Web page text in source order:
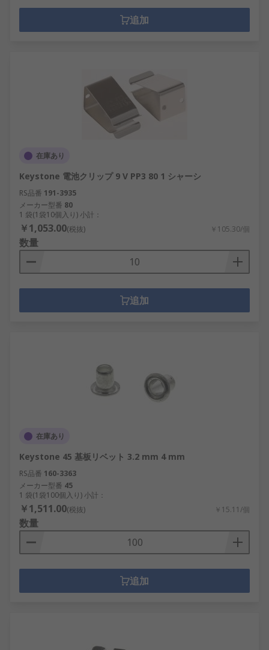
追加
在庫あり
Keystone 電池クリップ 9 V PP3 80 1 シャーシ
RS品番 191-3935
メーカー型番 80
1 袋(1袋10個入り) 小計：
￥1,053.00(税抜) ￥105.30/個
数量
追加
在庫あり
Keystone 45 基板リベット 3.2 mm 4 mm
RS品番 160-3363
メーカー型番 45
1 袋(1袋100個入り) 小計：
￥1,511.00(税抜) ￥15.11/個
数量
追加